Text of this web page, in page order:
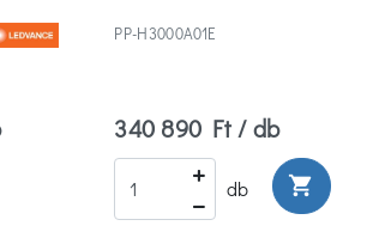
PP-H3000A01E
340 890 Ft / db
db shopping_cart